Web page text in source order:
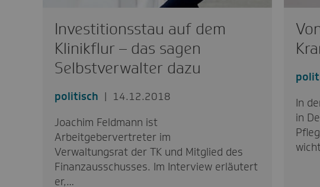
Investitionsstau auf dem
Klinikflur – das sagen
Selbstverwalter dazu
politisch
14.12.2018
Joachim Feldmann ist
Arbeitgebervertreter im
Verwaltungsrat der TK und Mitglied des
Finanzausschusses. Im Interview erläutert
er,…
In
in